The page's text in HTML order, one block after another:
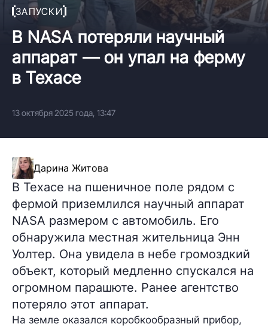
ЗАПУСКИ
В NASA потеряли научный
аппарат — он упал на ферму
в Техасе
13 октября 2025 года, 13:47
Дарина Житова
В Техасе на пшеничное поле рядом с
фермой приземлился научный аппарат
NASA размером с автомобиль. Его
обнаружила местная жительница Энн
Уолтер. Она увидела в небе громоздкий
объект, который медленно спускался на
огромном парашюте. Ранее агентство
потеряло этот аппарат.
На земле оказался коробкообразный прибор,